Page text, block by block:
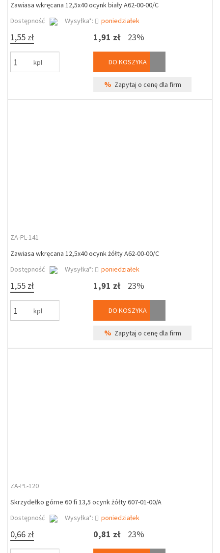
Zawiasa wkręcana 12,5x40 ocynk biały A62-00-00/C
Dostępność
Wysyłka*: poniedziałek
1,55 zł
kpl
1,91 zł 23%
DO KOSZYKA
% Zapytaj o cenę dla firm
ZA-PL-141
Zawiasa wkręcana 12,5x40 ocynk żółty A62-00-00/C
Dostępność
Wysyłka*: poniedziałek
1,55 zł
kpl
1,91 zł 23%
DO KOSZYKA
% Zapytaj o cenę dla firm
ZA-PL-120
Skrzydełko górne 60 fi 13,5 ocynk żółty 607-01-00/A
Dostępność
Wysyłka*: poniedziałek
0,66 zł 0,81 zł 23%